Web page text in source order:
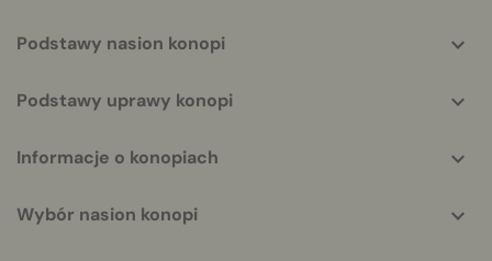
Podstawy nasion konopi
Podstawy uprawy konopi
Informacje o konopiach
Wybór nasion konopi